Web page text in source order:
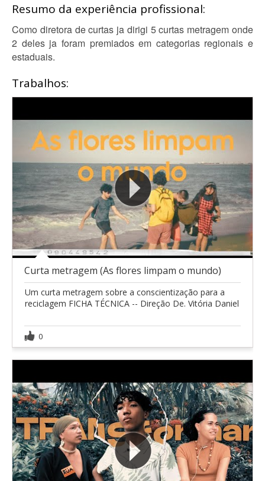
Resumo da experiência profissional:
Como diretora de curtas ja dirigi 5 curtas metragem onde
2 deles ja foram premiados em categorias regionais e
estaduais.
Trabalhos:
Curta metragem (As flores limpam o mundo)
Um curta metragem sobre a conscientização para a
reciclagem FICHA TÉCNICA -- Direção De. Vitória Daniel
0